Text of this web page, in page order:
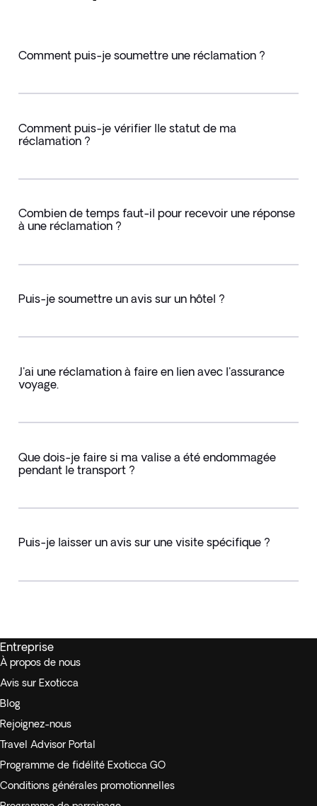
Comment puis-je soumettre une réclamation ?
Comment puis-je vérifier lle statut de ma
réclamation ?
Combien de temps faut-il pour recevoir une réponse
à une réclamation ?
Puis-je soumettre un avis sur un hôtel ?
J'ai une réclamation à faire en lien avec l'assurance
voyage.
Que dois-je faire si ma valise a été endommagée
pendant le transport ?
Puis-je laisser un avis sur une visite spécifique ?